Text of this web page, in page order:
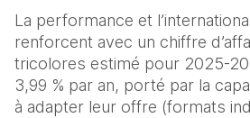
La performance et
renforcent avec un chiffre
tricolores estimé pour 2025-
3,99 % par an, porté par la
à adapter leur offre (formats